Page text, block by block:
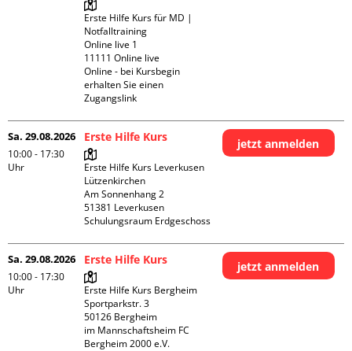
Erste Hilfe Kurs für MD |
Notfalltraining
Online live 1
11111 Online live
Online - bei Kursbegin
erhalten Sie einen
Zugangslink
Sa. 29.08.2026
10:00 - 17:30
Uhr
Erste Hilfe Kurs
Erste Hilfe Kurs Leverkusen
Lützenkirchen
Am Sonnenhang 2
51381 Leverkusen
Schulungsraum Erdgeschoss
jetzt anmelden
Sa. 29.08.2026
10:00 - 17:30
Uhr
Erste Hilfe Kurs
Erste Hilfe Kurs Bergheim
Sportparkstr. 3
50126 Bergheim
im Mannschaftsheim FC
Bergheim 2000 e.V.
jetzt anmelden